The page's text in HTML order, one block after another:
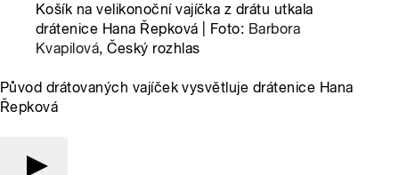
Košík na velikonoční vajíčka z drátu utkala
drátenice Hana Řepková | Foto: Barbora
Kvapilová, Český rozhlas
Původ drátovaných vajíček vysvětluje drátenice Hana
Řepková